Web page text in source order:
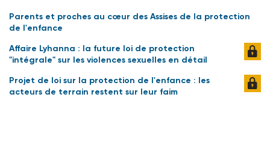
Parents et proches au cœur des Assises de la protection
de l'enfance
Affaire Lyhanna : la future loi de protection
"intégrale" sur les violences sexuelles en détail
Projet de loi sur la protection de l'enfance : les
acteurs de terrain restent sur leur faim